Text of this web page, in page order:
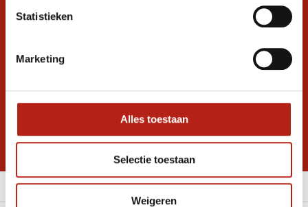
Statistieken
Marketing
Alles toestaan
Selectie toestaan
Weigeren
Volg ons
promoties
* Lees hier de wettelijke beperkingen
Meer informatie